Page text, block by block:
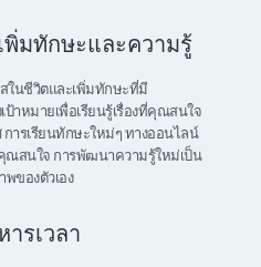
พิ่มทักษะและความรู้
ในชีวิตและเพิ่มทักษะที่มี
ป้าหมายเพื่อเรียนรู้เรื่องที่คุณสนใจ
การเรียนทักษะใหม่ๆ ทางออนไลน์
สนใจ การพัฒนาความรู้ใหม่เป็น
ของตัวเอง
รเวลา